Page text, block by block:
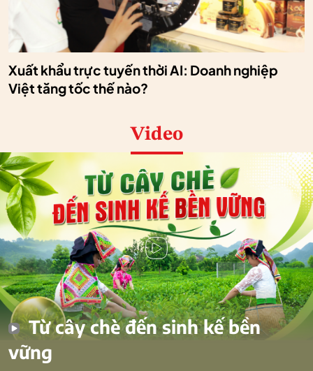
Xuất khẩu trực tuyến thời AI: Doanh nghiệp
Việt tăng tốc thế nào?
Video
Từ cây chè đến sinh kế bền
vững